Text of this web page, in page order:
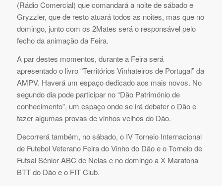
(Rádio Comercial) que comandará a noite de sábado e
Gryzzler, que de resto atuará todos as noites, mas que no
domingo, junto com os 2Mates será o responsável pelo
fecho da animação da Feira.
A par destes momentos, durante a Feira será
apresentado o livro “Territórios Vinhateiros de Portugal” da
AMPV. Haverá um espaço dedicado aos mais novos. No
segundo dia pode participar no “Dão Património de
conhecimento”, um espaço onde se irá debater o Dão e
fazer algumas provas de vinhos velhos do Dão.
Decorrerá também, no sábado, o IV Torneio Internacional
de Futebol Veterano Feira do Vinho do Dão e o Torneio de
Futsal Sénior ABC de Nelas e no domingo a X Maratona
BTT do Dão e o FIT Club.